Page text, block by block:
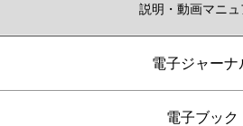
説明・動画マニュ
電子ジャーナ
電子ブック